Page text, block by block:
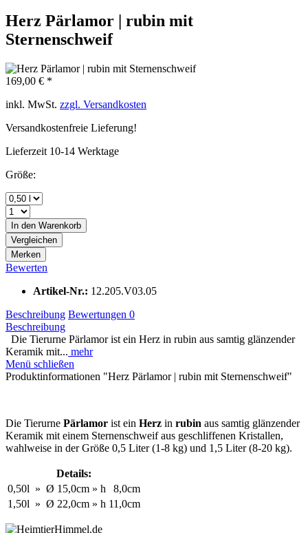
Herz Pärlamor | rubin mit
Sternenschweif
169,00 € *
inkl. MwSt. zzgl. Versandkosten
Versandkostenfreie Lieferung!
Lieferzeit 10-14 Werktage
Größe:
In den Warenkorb
Vergleichen
Merken
Bewerten
Artikel-Nr.: 12.205.V03.05
Beschreibung Bewertungen 0
Beschreibung
Die Tierurne Pärlamor ist ein Herz in rubin aus samtig glänzender
Keramik mit... mehr
Menü schließen
Produktinformationen "Herz Pärlamor | rubin mit Sternenschweif"
Die Tierurne Pärlamor ist ein Herz in rubin aus samtig glänzender
Keramik mit einem Sternenschweif aus geschliffenen Kristallen,
wahlweise in der Größe 0,5 Liter (1-8 kg) und 1,5 Liter (8-20 kg).
Details:
0,50l » Ø 15,0cm » h
8,0cm
1,50l » Ø 22,0cm » h 11,0cm